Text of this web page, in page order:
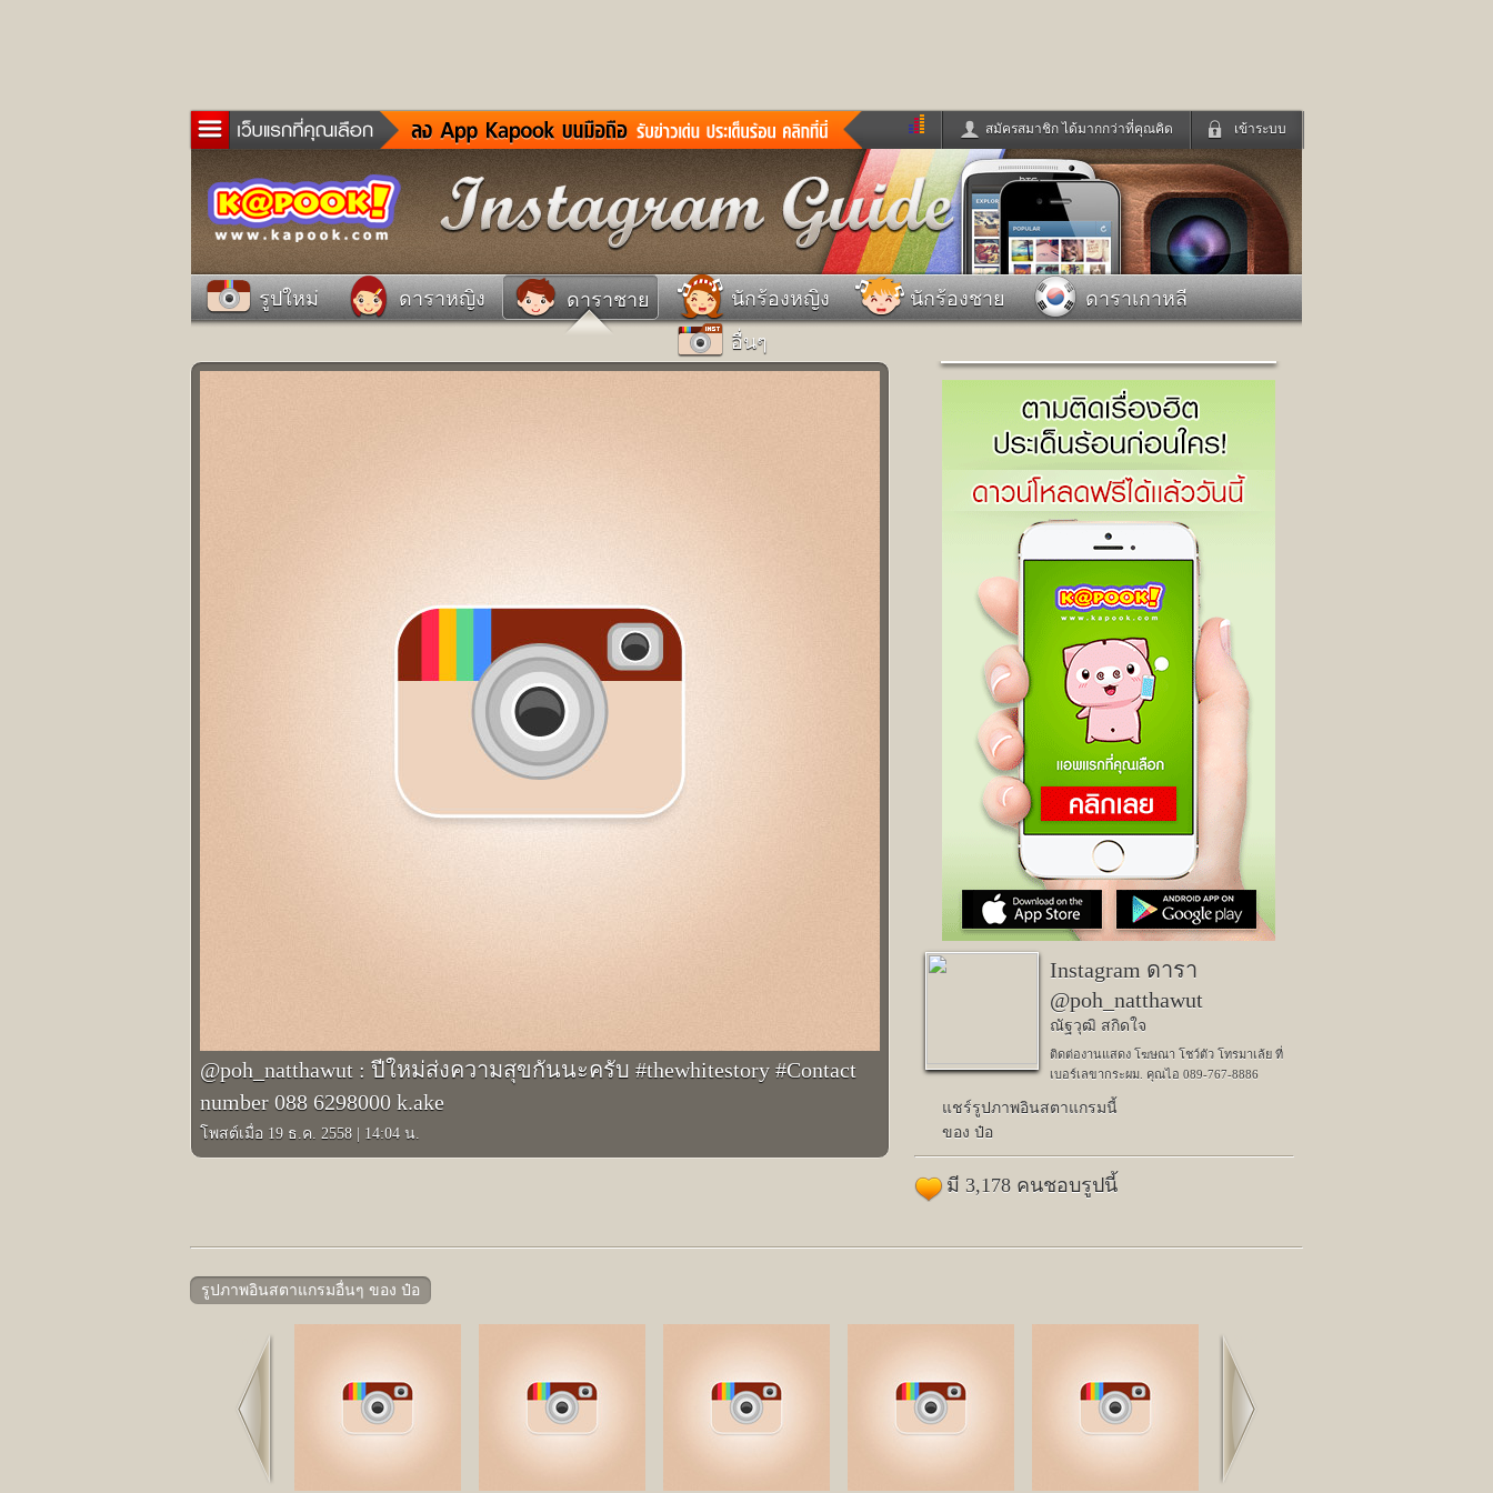
เข้าระบบ
สมัครสมาชิก ได้มากกว่าที่คุณคิด
ข่าวด่วน ข่าวสั้น ข่าวดารา
ดูทีวี
ละคร
หนังใหม่ ฟังเพลง
ฟังวิทยุออนไลน์
เกม
หมากรุกไทย แชทหมากฮอส
Glitter
แต่งงาน
แม่และเด็ก
ดูดวง
ทำนายฝัน สุขภาพ
สัตว์เลี้ยง
ผู้ชาย
ผลบอล บ้านและการตกแต่ง
ท่องเที่ยว
กลอน
dictionary
เช็คความเร็วเน็ต
Facebook
เข้าระบบด้วย User Kapook
Email
Password
เข้าระบบด้วย Facebook
รูปใหม่ ดาราหญิง ดาราชาย นักร้องหญิง นักร้องชาย
ดาราเกาหลี
อื่นๆ
@poh_natthawut : ปีใหม่ส่งความสุขกันนะครับ #thewhitestory #Contact
number 088 6298000 k.ake
โพสต์เมื่อ 19 ธ.ค. 2558 14:04 น.
Instagram ดารา
@poh_natthawut
ณัฐวุฒิ สกิดใจ
ติดต่องานแสดง โฆษณา โชว์ตัว โทรมาเล้ย ที่
เบอร์เลขากระผม. คุณไอ 089-767-8886
แชร์รูปภาพอินสตาแกรมนี้
ของ ป๋อ
มี 3,178 คนชอบรูปนี้
รูปภาพอินสตาแกรมอื่นๆ ของ ป๋อ